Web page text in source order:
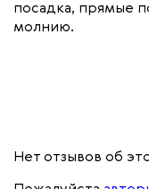
посадка, прямые
молнию.
Нет отзывов об